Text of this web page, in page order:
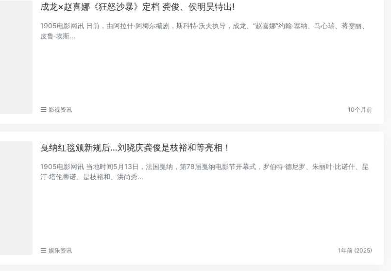
成龙×赵喜娜《狂怒沙暴》定档 龚俊、侯明昊特出!
1905电影网讯 日前，由阿拉什·阿梅尔编剧，斯科特·沃夫执导，成龙、“赵喜娜”约翰·塞纳、马心瑞、蒋雯丽、
皮鲁·埃斯...
影视资讯 10个月前
戛纳红毯颁新规后…刘晓庆龚俊是枝裕和等亮相！
1905电影网讯 当地时间5月13日，法国戛纳，第78届戛纳电影节开幕式，罗伯特·德尼罗、朱丽叶·比诺什、昆
汀·塔伦蒂诺、是枝裕和、洪尚秀...
娱乐资讯 1年前 (2025)